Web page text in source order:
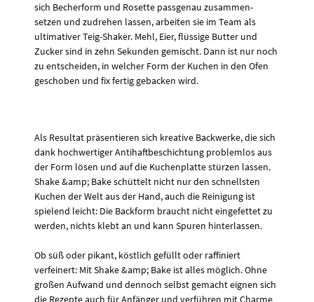
sich Becherform und Rosette passgenau zusammen-
setzen und zudrehen lassen, arbeiten sie im Team als
ultimativer Teig-Shaker. Mehl, Eier, flüssige Butter und
Zucker sind in zehn Sekunden gemischt. Dann ist nur noch
zu entscheiden, in welcher Form der Kuchen in den Ofen
geschoben und fix fertig gebacken wird.
Als Resultat präsentieren sich kreative Backwerke, die sich
dank hochwertiger Antihaftbeschichtung problemlos aus
der Form lösen und auf die Kuchenplatte stürzen lassen.
Shake &amp; Bake schüttelt nicht nur den schnellsten
Kuchen der Welt aus der Hand, auch die Reinigung ist
spielend leicht: Die Backform braucht nicht eingefettet zu
werden, nichts klebt an und kann Spuren hinterlassen.
Ob süß oder pikant, köstlich gefüllt oder raffiniert
verfeinert: Mit Shake &amp; Bake ist alles möglich. Ohne
großen Aufwand und dennoch selbst gemacht eignen sich
die Rezepte auch für Anfänger und verführen mit Charme